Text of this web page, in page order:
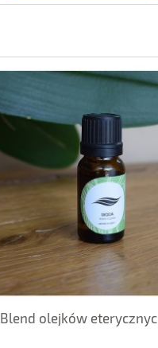
Blend olejków